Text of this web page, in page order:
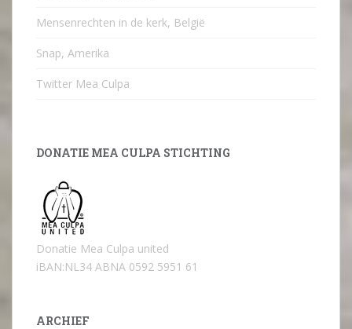
Mensenrechten in de kerk, België
Snap, Amerika
Twitter Mea Culpa
DONATIE MEA CULPA STICHTING
Donatie Mea Culpa united
iBAN:NL34 ABNA 0592 5951 61
ARCHIEF